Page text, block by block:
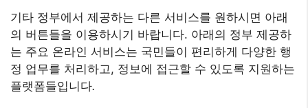
기타 정부에서 제공하는 다른 서비스를 원하시면 아래
의 버튼들을 이용하시기 바랍니다. 아래의 정부 제공하
는 주요 온라인 서비스는 국민들이 편리하게 다양한 행
정 업무를 처리하고, 정보에 접근할 수 있도록 지원하는
플랫폼들입니다.